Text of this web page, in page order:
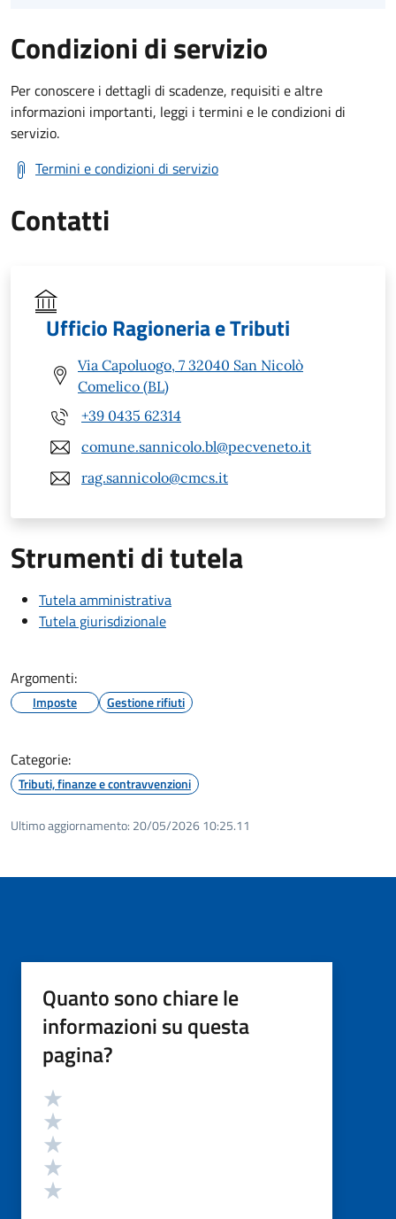
Condizioni di servizio
Per conoscere i dettagli di scadenze, requisiti e altre
informazioni importanti, leggi i termini e le condizioni di
servizio.
Termini e condizioni di servizio
Contatti
Ufficio Ragioneria e Tributi
Via Capoluogo, 7 32040 San Nicolò
Comelico (BL)
+39 0435 62314
comune.sannicolo.bl@pecveneto.it
rag.sannicolo@cmcs.it
Strumenti di tutela
Tutela amministrativa
Tutela giurisdizionale
Argomenti:
Imposte Gestione rifiuti
Categorie:
Tributi, finanze e contravvenzioni
Ultimo aggiornamento: 20/05/2026 10:25.11
Quanto sono chiare le
informazioni su questa
pagina?
Valutazione